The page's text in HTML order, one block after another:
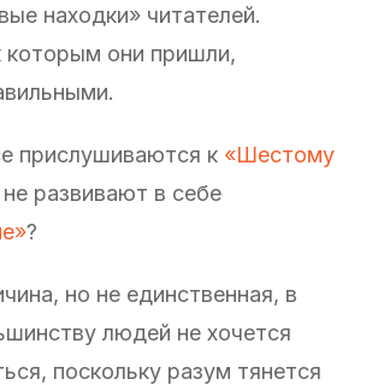
находки» читателей.
они пришли,
прислушиваются к «Шестому
не развивают в себе
?
но не единственная, в
людей не хочется
поскольку разум тянется